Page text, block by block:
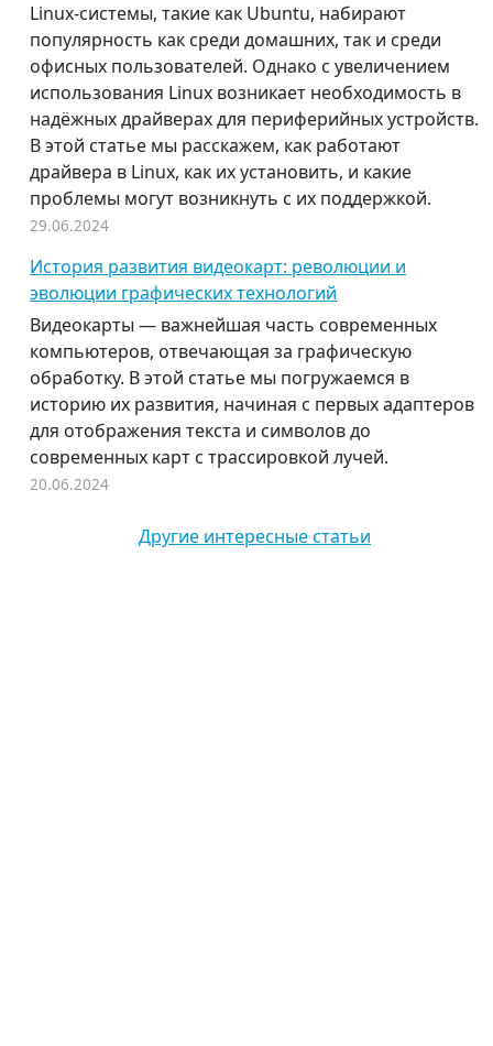
Linux-системы, такие как Ubuntu, набирают
популярность как среди домашних, так и среди
офисных пользователей. Однако с увеличением
использования Linux возникает необходимость в
надёжных драйверах для периферийных устройств.
В этой статье мы расскажем, как работают
драйвера в Linux, как их установить, и какие
проблемы могут возникнуть с их поддержкой.
29.06.2024
История развития видеокарт: революции и
эволюции графических технологий
Видеокарты — важнейшая часть современных
компьютеров, отвечающая за графическую
обработку. В этой статье мы погружаемся в
историю их развития, начиная с первых адаптеров
для отображения текста и символов до
современных карт с трассировкой лучей.
20.06.2024
Другие интересные статьи